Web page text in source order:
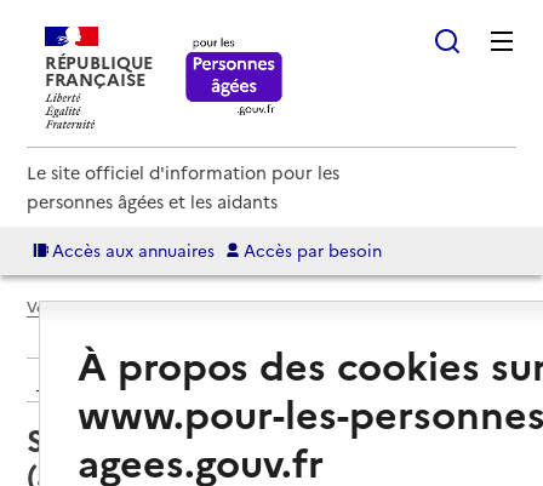
RÉPUBLIQUE
FRANÇAISE
Le site officiel d'information pour les
personnes âgées et les aidants
Accès aux annuaires Accès par besoin
Voir le fil d’Ariane
Retour aux résultats de l'annuaire
Service autonomie à domicile
(aide) – ADMR
À propos des cookies
www.pour-les-
agees.gouv.fr